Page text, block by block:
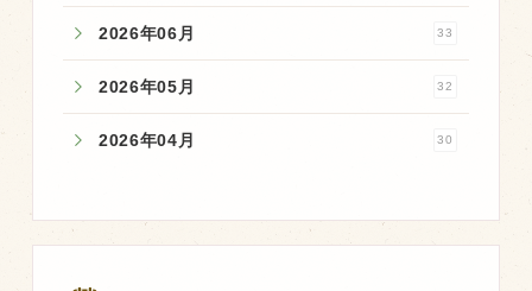
2026年06月 33
2026年05月 32
2026年04月 30
取り扱い店
販売店
その他